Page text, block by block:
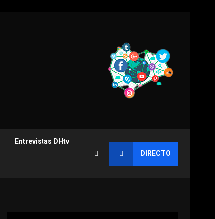
Entrevistas DHtv
DIRECTO